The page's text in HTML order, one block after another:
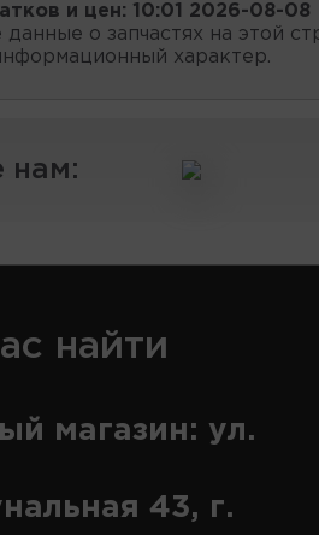
и цен: 10:01 2026-08-08
о запчастях на этой
характер.
нам:
найти
магазин: ул.
43, г.